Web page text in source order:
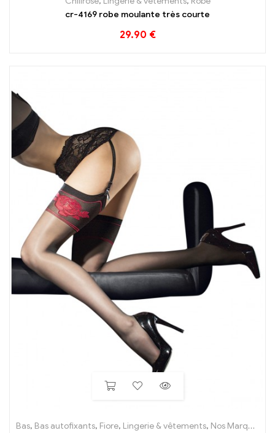
cr-4169 robe moulante très courte
29.90 €
Bas, Bas autofixants, Fiore, Lingerie & vêtements, Nos Marques